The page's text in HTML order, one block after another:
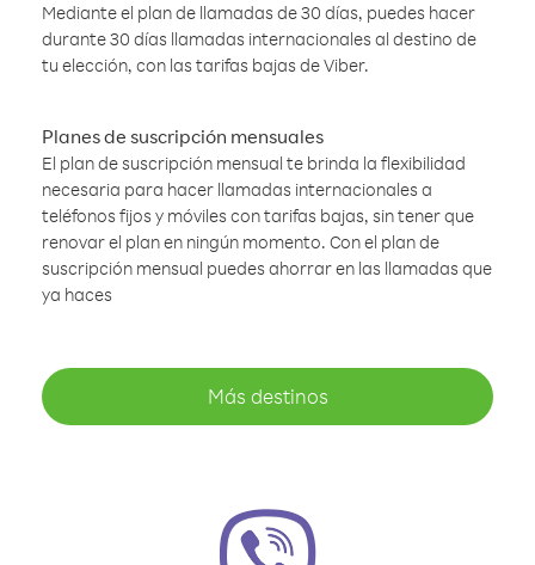
Mediante el plan de llamadas de 30 días, puedes hacer
durante 30 días llamadas internacionales al destino de
tu elección, con las tarifas bajas de Viber.
Planes de suscripción mensuales
El plan de suscripción mensual te brinda la flexibilidad
necesaria para hacer llamadas internacionales a
teléfonos fijos y móviles con tarifas bajas, sin tener que
renovar el plan en ningún momento. Con el plan de
suscripción mensual puedes ahorrar en las llamadas que
ya haces
Más destinos